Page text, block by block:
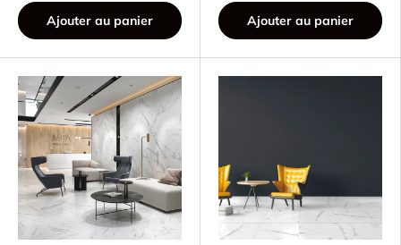
Ajouter au panier Ajouter au panier